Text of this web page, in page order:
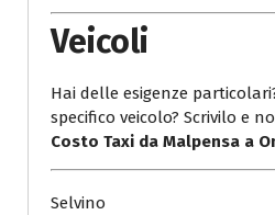
Veicoli
Hai delle esigenze
specifico veicolo? Scrivilo e
Costo Taxi da Malpensa a
Selvino